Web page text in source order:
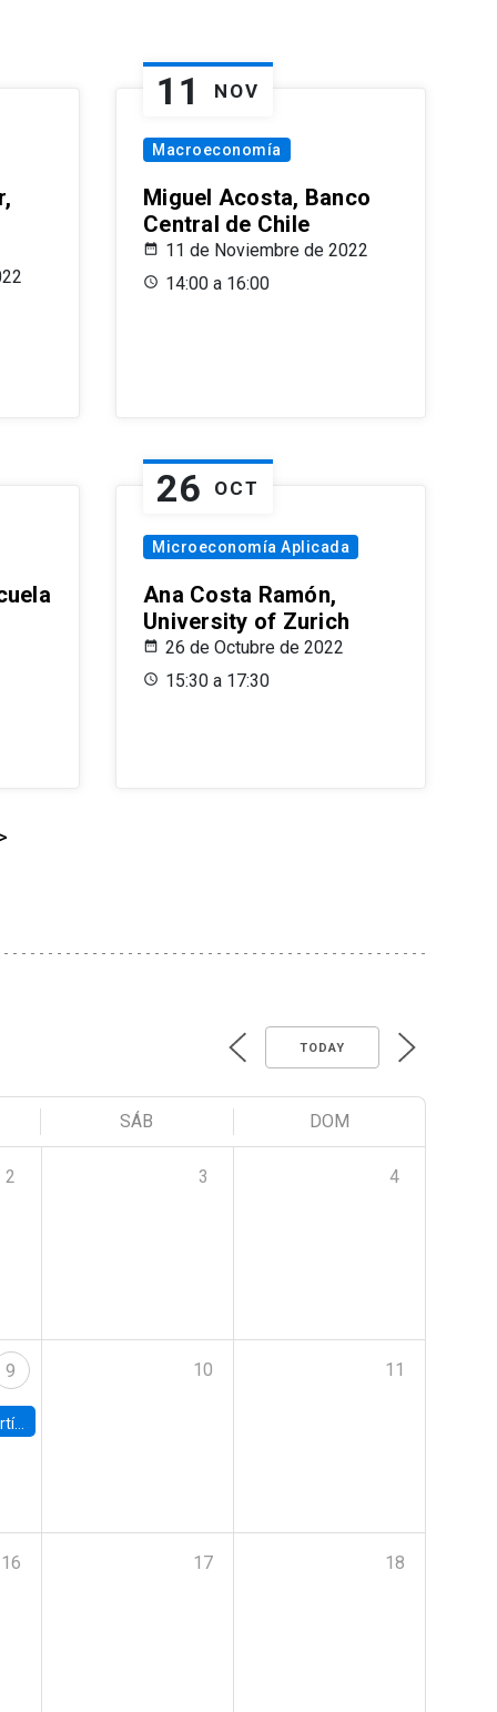
11 NOV
Macroeconomía
Miguel Acosta, Banco
Central de Chile
11 de Noviembre de 2022
14:00 a 16:00
26 OCT
Microeconomía Aplicada
Ana Costa Ramón,
University of Zurich
26 de Octubre de 2022
15:30 a 17:30
TODAY
SÁB DOM
2 3 4
9
UC
10 11
16 17 18